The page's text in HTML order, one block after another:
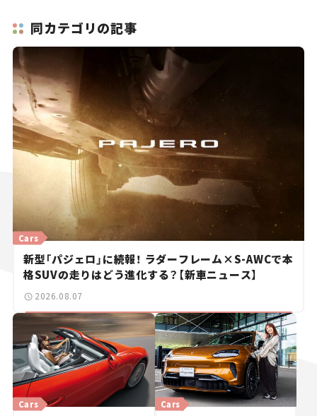
同カテゴリの記事
新型「パジェロ」に続報！ ラダーフレーム×S-AWCで本
格SUVの走りはどう進化する？【新車ニュース】
Cars
2026.08.07
Cars Cars